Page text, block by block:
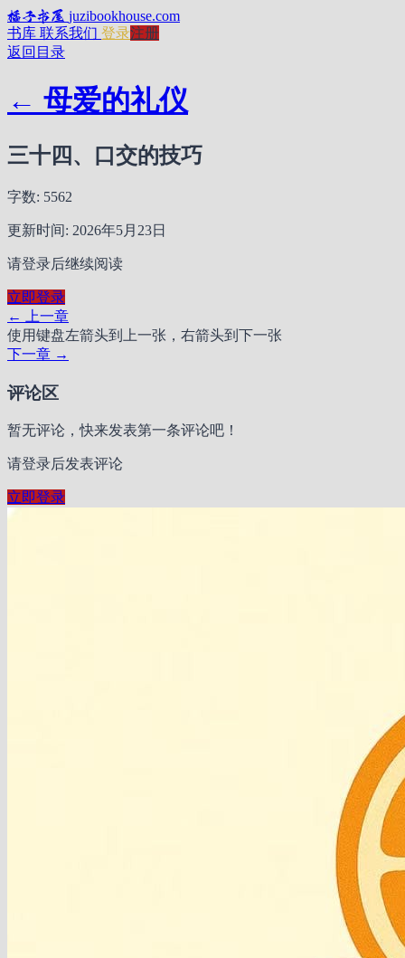
橘子书屋 juzibookhouse.com
书库 联系我们 登录注册
返回目录
← 母爱的礼仪
三十四、口交的技巧
字数: 5562
更新时间: 2026年5月23日
请登录后继续阅读
立即登录
← 上一章
使用键盘左箭头到上一张，右箭头到下一张
下一章 →
评论区
暂无评论，快来发表第一条评论吧！
请登录后发表评论
立即登录